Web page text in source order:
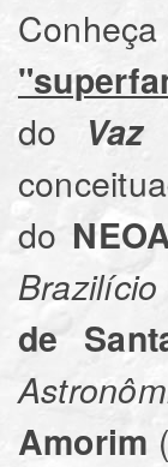
do
do
de
Amorim (